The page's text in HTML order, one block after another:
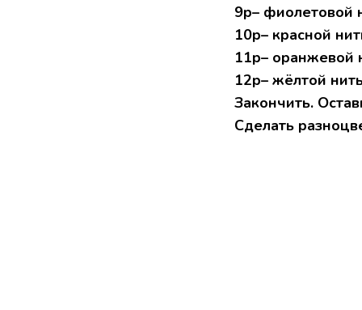
9р– фиолетовой
10р– красной
11р– оранжевой
12р– жёлтой
Закончить.
Сделать